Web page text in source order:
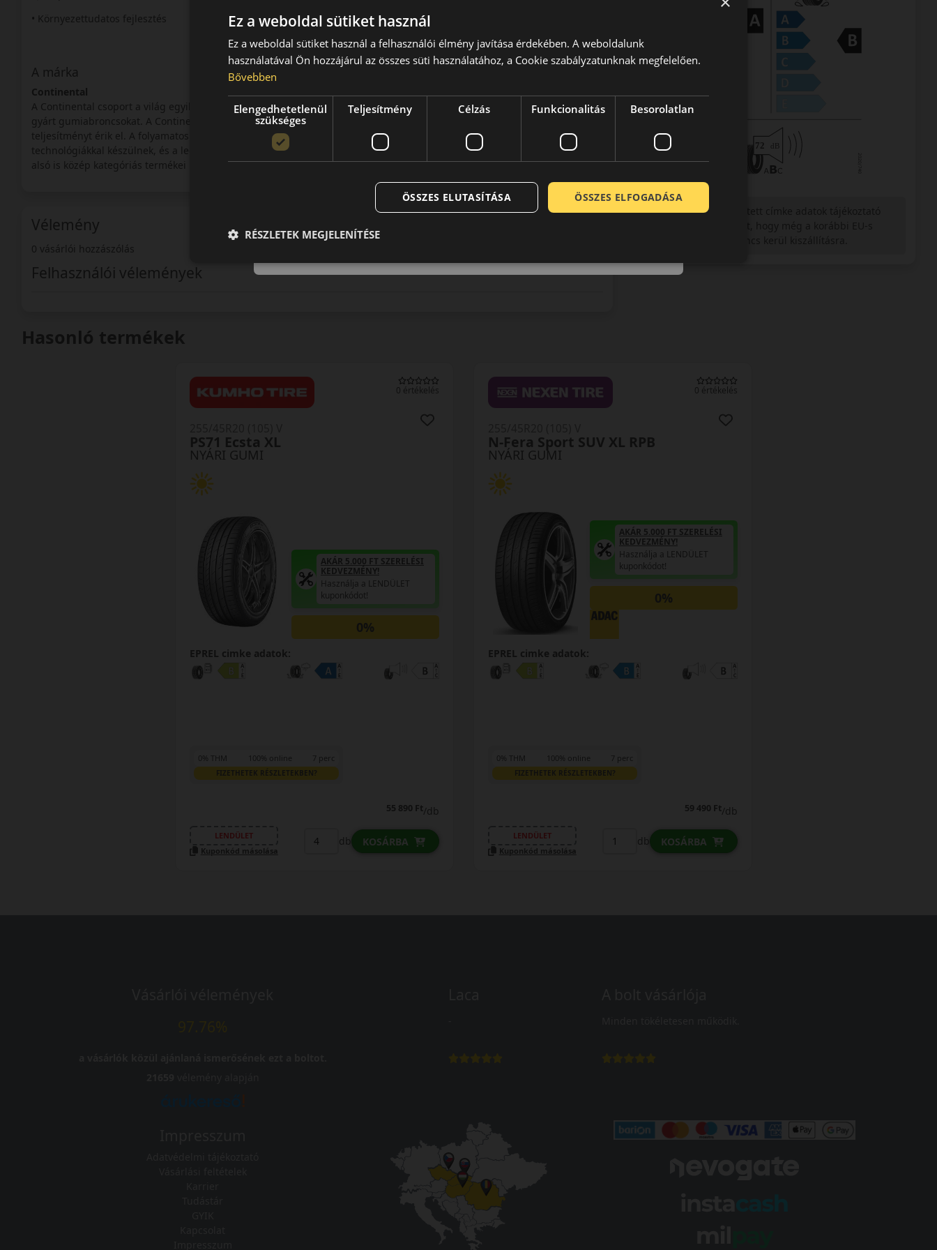
• Környezettudatos fejlesztés
A márka
Continental
A Continental csoport a világ egyik legnagyobb autói-alkatrész gyártással foglalkozó vállalata. Közel másfél évszázada
gyárt gumiabroncsokat. A Continental abroncsok a prémium kategórián belül is az egyik legmagasabb minőséget és
teljesítményt érik el. A folyamatos innovációnak köszönhetően termékeik a legmodernebb összetevőkből a legkorszerűbb
technológiákkal készülnek, és a legmagasabb elvárásoknak is megfelelnek. Németesen stabil jó minőségükkel még a gyár
alsó is közép kategóriás termékei is felhívják magukra a figyelmet.
Vélemény
0 vásárlói hozzászólás
Felhasználói vélemények
Figyelem a feltüntetett címke adatok tájékoztató
Hasonló termékek
0 értékelés
NYÁRI GUMI
PS71 Ecsta XL
AKÁR 5.000 FT SZERELÉSI
KEDVEZMÉNY!
Használja a LENDÜLET
kuponkódot!
0%
EPREL cimke adatok:
0% THM 100% online 7 perc
FIZETHETEK RÉSZLETEKBEN?
55 890 Ft/db
LENDÜLET
Kuponkód másolása
db KOSÁRBA
0 értékelés
NYÁRI GUMI
N-Fera Sport SUV XL RPB
AKÁR 5.000 FT SZERELÉSI
KEDVEZMÉNY!
Használja a LENDÜLET
kuponkódot!
0%
EPREL cimke adatok:
0% THM 100% online 7 perc
FIZETHETEK RÉSZLETEKBEN?
59 490 Ft/db
LENDÜLET
Kuponkód másolása
db KOSÁRBA
Ez a weboldal sütiket használ
Ez a weboldal sütiket használ a felhasználói élmény javítása érdekében. A weboldalunk
használatával Ön hozzájárul az összes süti használatához, a Cookie szabályzatunknak megfelelően.
Bővebben
Elengedhetetlenül
szükséges
Teljesítmény Célzás Funkcionalitás Besorolatlan
ÖSSZES ELFOGADÁSA
ÖSSZES ELUTASÍTÁSA
RÉSZLETEK MEGJELENÍTÉSE